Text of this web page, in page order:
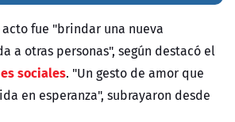
fue "brindar una nueva
a otras personas", según destacó el
sociales. "Un gesto de amor que
en esperanza", subrayaron desde